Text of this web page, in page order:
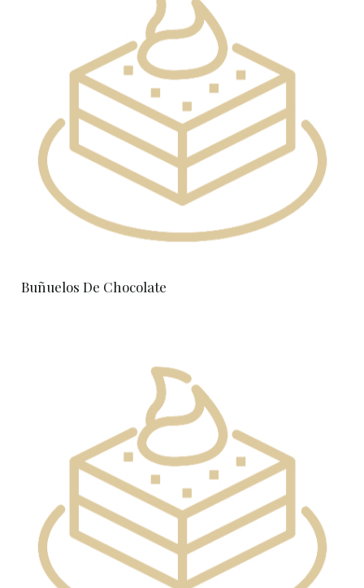
Buñuelos De Chocolate